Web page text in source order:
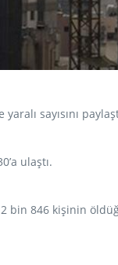
sayısını
ulaştı.
2 bin 846 kişinin